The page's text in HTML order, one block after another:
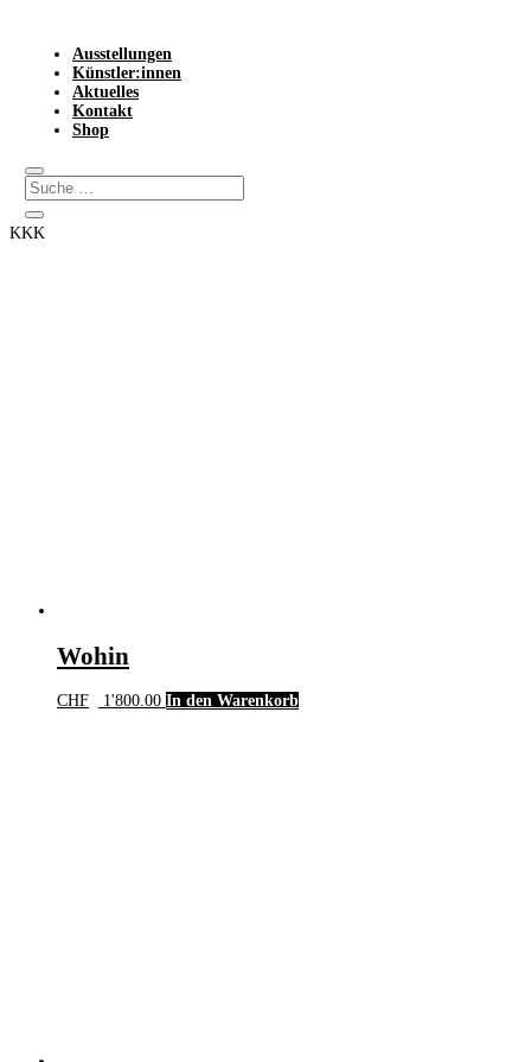
Ausstellungen
Künstler:innen
Aktuelles
Kontakt
Shop
KKK
Wohin
CHF 1'800.00 In den Warenkorb